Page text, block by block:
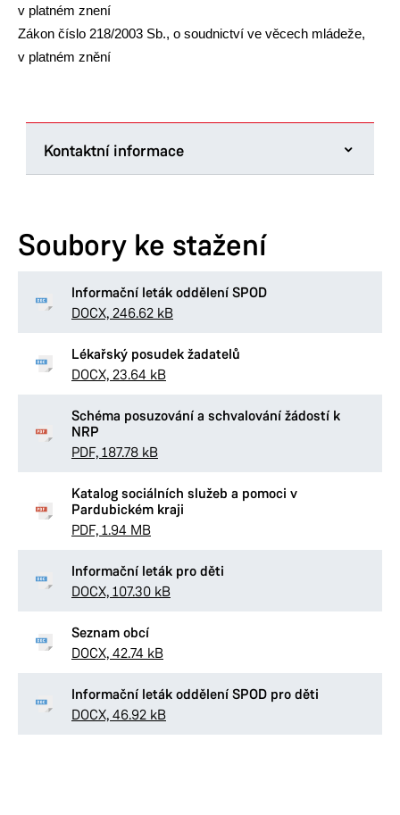
v platném znení
Zákon číslo 218/2003 Sb., o soudnictví ve věcech mládeže,
v platném znění
Kontaktní informace
530 21 Pardubice
E-mail: posta@mmp.cz
Datová schránka:ukzbx4z
Provozní doba
Pondělí
8:00–11:00, 12:00–17:00
Úterý
Středa
Čtvrtek 8:00–11:00, 12:00–15:30
Pátek
Vzhledem k charakteru sociální práce na odboru je
telefonické dohodě.
Soubory ke stažení
Informační leták oddělení SPOD
DOCX, 246.62 kB
Lékařský posudek žadatelů
DOCX, 23.64 kB
Schéma posuzování a schvalování žádostí k
NRP
PDF, 187.78 kB
Katalog sociálních služeb a pomoci v
Pardubickém kraji
PDF, 1.94 MB
Informační leták pro děti
DOCX, 107.30 kB
Seznam obcí
DOCX, 42.74 kB
Informační leták oddělení SPOD pro děti
DOCX, 46.92 kB